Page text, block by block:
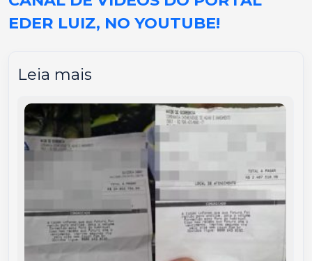
EDER LUIZ, NO YOUTUBE!
Leia mais